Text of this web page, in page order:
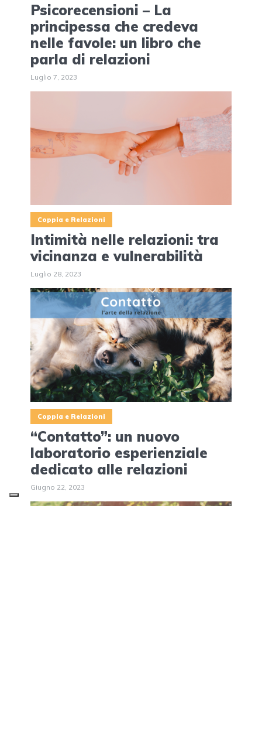
Psicorecensioni – La
principessa che credeva
nelle favole: un libro che
parla di relazioni
Luglio 7, 2023
Coppia e Relazioni
Intimità nelle relazioni: tra
vicinanza e vulnerabilità
Luglio 28, 2023
Coppia e Relazioni
“Contatto”: un nuovo
laboratorio esperienziale
dedicato alle relazioni
Giugno 22, 2023